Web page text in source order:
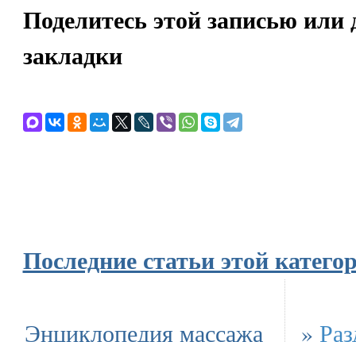
Поделитесь этой записью или
закладки
Последние статьи этой
Энциклопедия массажа
»